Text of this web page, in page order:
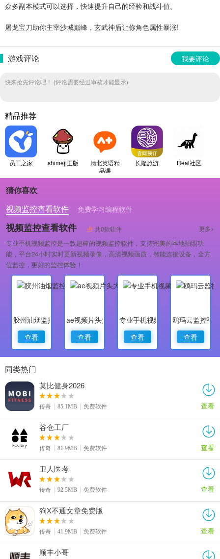
众多副本模式可以选择，快速提升自己的经验和战斗值。
屠龙宝刀助你主宰沙城巅峰，玄武神盾让你角色属性暴涨!
游戏评论 我要评论
快来抢先评论吧！ (评论需要经过审核才能显示)
精品推荐
员工之家 shimeji正版
清北英语精
品课
长隆旅游 Real社区
猜你喜欢
视频监控查看软件
免费学习编程软件
专业做婚礼策划的软件
视频监控查看软件 共0款软件 更多>
专业手机视频监控是一款超棒的视频监控软件，支持完美的本地拍照功
能，平台24小时实时更新视频录像，高清视频画质，智能连接设备，全方
位监控，更好的监控体验！
胶州油烟监控
查看
ae视频片头大师
查看
专业手机视频监控
查看
鸥玛云监控平
查看
同类热门
莫比健身2026
传奇 85.1MB 免费软件 查看
谷仓工厂
传奇 81.9MB 免费软件 查看
卫人医考
传奇 92.5MB 免费软件 查看
狗X不通文章免费版
传奇 41.9MB 免费软件 查看
顺丰小哥